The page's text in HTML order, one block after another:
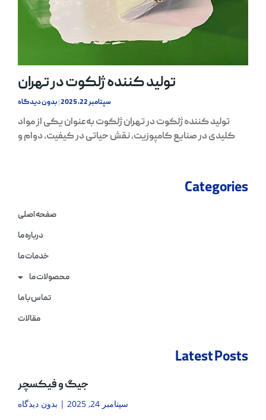
تولید کننده ژلکوت در تهران
سپتامبر 22, 2025 بدون دیدگاه
تولید کننده ژلکوت در تهران ژلکوت به‌عنوان یکی از مواد
کلیدی در صنایع کامپوزیت، نقش حیاتی در کیفیت، دوام و
Categories
صفحه اصلی
درباره ما
خدمات ما
محصولات ما
تماس با ما
مقالات
Latest Posts
جیگ و فیکسچر
سپتامبر 24, 2025 بدون دیدگاه